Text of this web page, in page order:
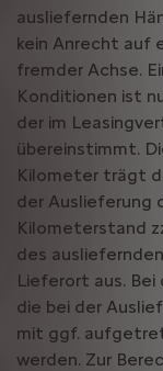
ausliefernden
kein Anrecht auf
fremder Achse.
Konditionen ist
der im
übereinstimmt.
Kilometer trägt
der Auslieferung
Kilometerstand
des
Lieferort aus. Bei
die bei der
mit ggf.
werden. Zur